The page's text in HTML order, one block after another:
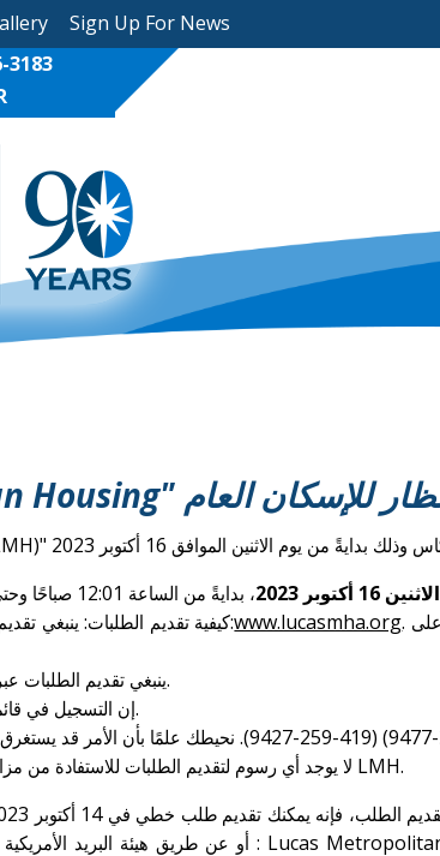
Sign Up For News
3183
الاثنين 16 أكتوبر 2023، بدايةً من الساعة 12:01 صباحًا وحتى
• كيفية تقديم الطلبات: ينبغي تقديم الطلبات عبر الإنترنت عن طريق موقعنا الإلكتروني:www.lucasmha.org. انقر على "Apply Online"، ثم أكمل الطلب واضغط على إرسال الطلب عبر الإنترنت من أجل التسجيل في قائمة
• لا يمكن تقديم الطلبات عبر مكتب LMH . ينبغي تقديم الطلبات عبر الإنترنت.
• إن التسجيل في قائمة الانتظار لا يعني بالضرورة أنك صرت مؤهلًا للقبول.
• لا يوجد أي رسوم لتقديم الطلبات للاستفادة من مزايا برامج المساعدات الإيجارية المُقرر تنفيذه من قِبَل LMH.